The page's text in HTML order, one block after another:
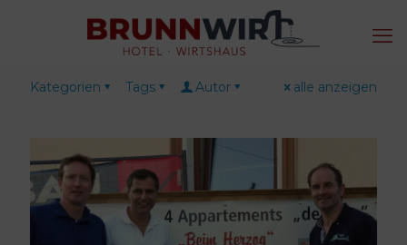
Kategorien Tags Autor alle anzeigen